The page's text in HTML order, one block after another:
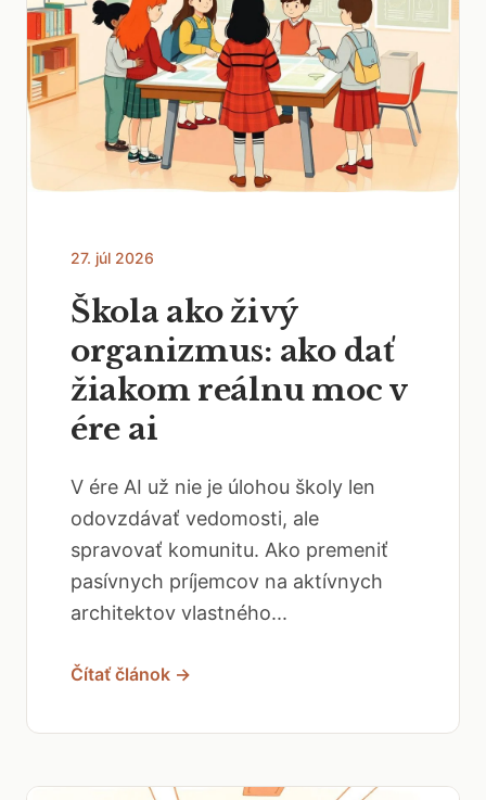
27. júl 2026
Škola ako živý
organizmus: ako dať
žiakom reálnu moc v
ére ai
V ére AI už nie je úlohou školy len
odovzdávať vedomosti, ale
spravovať komunitu. Ako premeniť
pasívnych príjemcov na aktívnych
architektov vlastného...
Čítať článok →